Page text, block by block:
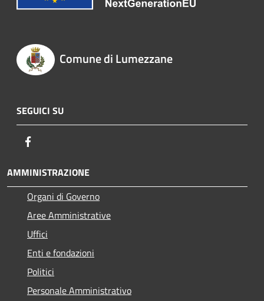
Comune di Lumezzane
SEGUICI SU
AMMINISTRAZIONE
Organi di Governo
Aree Amministrative
Uffici
Enti e fondazioni
Politici
Personale Amministrativo